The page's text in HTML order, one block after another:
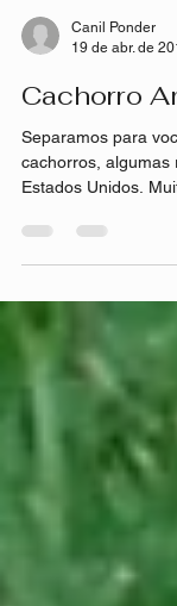
Canil Ponder
19 de abr. de
Cachorro
Separamos para
cachorros, algumas